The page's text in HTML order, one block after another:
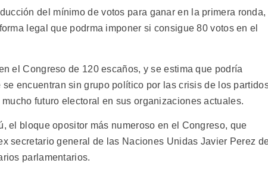
del mínimo de votos para ganar en la primera ronda,
legal que podrma imponer si consigue 80 votos en el
el Congreso de 120 escaños, y se estima que podría
encuentran sin grupo político por las crisis de los
futuro electoral en sus organizaciones actuales.
el bloque opositor más numeroso en el Congreso, que
secretario general de las Naciones Unidas Javier Perez
parlamentarios.